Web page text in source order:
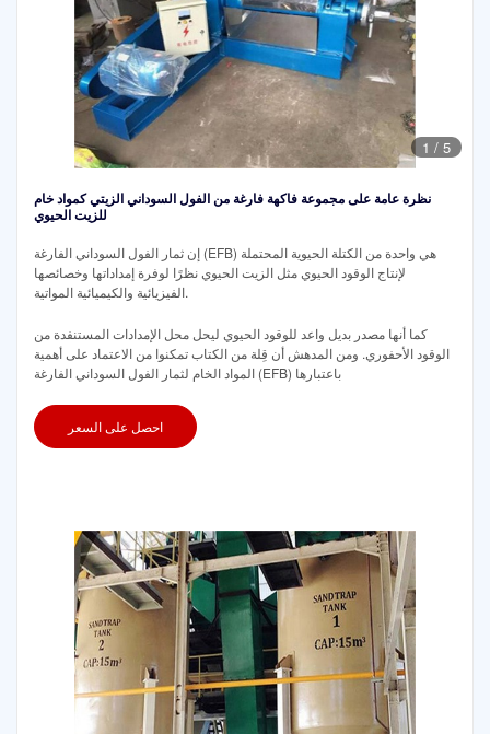
1 / 5
نظرة عامة على مجموعة فاكهة فارغة من الفول السوداني الزيتي كمواد خام
للزيت الحيوي
إن ثمار الفول السوداني الفارغة (EFB) هي واحدة من الكتلة الحيوية المحتملة
لإنتاج الوقود الحيوي مثل الزيت الحيوي نظرًا لوفرة إمداداتها وخصائصها
الفيزيائية والكيميائية المواتية.
كما أنها مصدر بديل واعد للوقود الحيوي ليحل محل الإمدادات المستنفدة من
الوقود الأحفوري. ومن المدهش أن قِلة من الكتاب تمكنوا من الاعتماد على أهمية
المواد الخام لثمار الفول السوداني الفارغة (EFB) باعتبارها
احصل على السعر